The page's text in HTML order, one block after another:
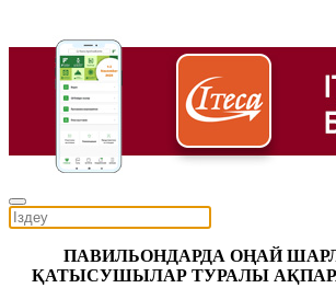
ПАВИЛЬОНДАРДА ОҢАЙ
ҚАТЫСУШЫЛАР ТУРАЛЫ